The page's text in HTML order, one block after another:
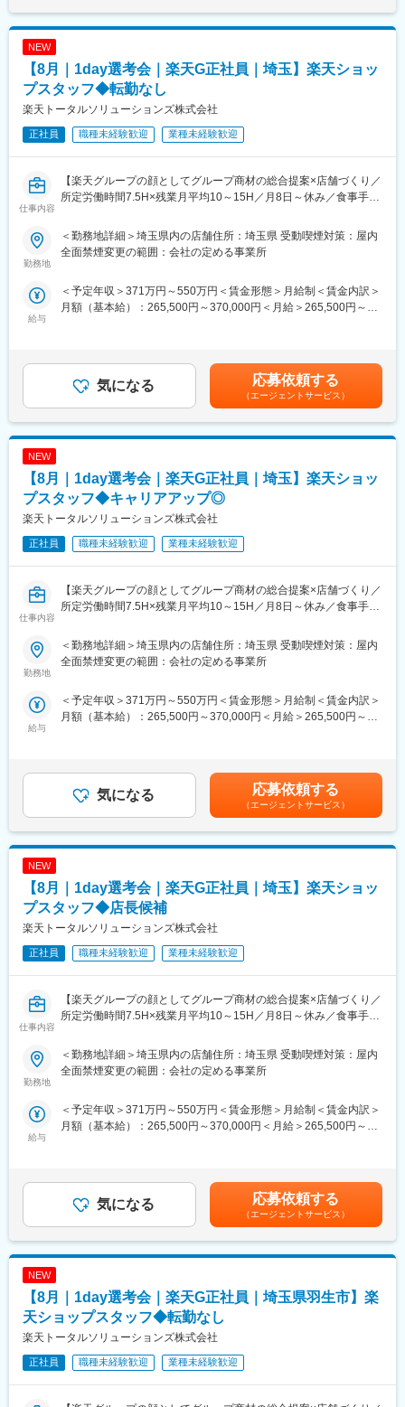
NEW
【8月｜1day選考会｜楽天G正社員｜埼玉】楽天ショッ
プスタッフ◆転勤なし
楽天トータルソリューションズ株式会社
正社員 職種未経験歓迎 業種未経験歓迎
仕事内容
【楽天グループの顔としてグループ商材の総合提案×店舗づくり／
所定労働時間7.5H×残業月平均10～15H／月8日～休み／食事手当
楽天モバイルショップに来店されるお客様へ、スマートフォン・
料金プラン・楽天カード・楽天市場・楽天ポイントなど、楽天経
活をより豊かにするトータルサポートを行うポジションです。
・未経験の方も歓迎！充実した研修制度あり
【選考会の概要】
・形式： Web開催（事前に企業セミナー動画をご視聴いただきま
す）
【開催日時】
8/6 (木) 17:00～20:00
8/13 (木) 17:00～20:00
8/18 (火) 17:00～20:00
8/20 (木) 17:00～20:00
※ご応募時、参加可能日時をお知らせください。
・新規契約・機種変更の受付および提案
・料金プラン、楽天ポイント活用、楽天カード、各種サービスの
・スマホの初期設定・データ移行サポート
・問い合わせ対応
・店舗会議・研修への参加
・キャンペーン企画など、集客に向けた取り組み
■キャリアパス：
へステップアップが可能です。RSV経験後はマネジメントや本部
への異動の道もあり、長期的にキャリア形成ができます。まずは
入社後1年で店長昇格を目指していただきます。
■組織構成：
1店舗あたり店長1名、スタッフ5～15名で運営。チームワークを
重視し相談しやすい環境◎
変更の範囲：会社の定める業務
勤務地
＜勤務地詳細＞埼玉県内の店舗住所：埼玉県 受動喫煙対策：屋内
全面禁煙変更の範囲：会社の定める事業所
給与
＜予定年収＞371万円～550万円＜賃金形態＞月給制＜賃金内訳＞
月額（基本給）：265,500円～370,000円＜月給＞265,500円～
ます。月給(月額)は固定手当を含めた表記です。
気になる 応募依頼する
（エージェントサービス）
NEW
【8月｜1day選考会｜楽天G正社員｜埼玉】楽天ショッ
プスタッフ◆キャリアアップ◎
楽天トータルソリューションズ株式会社
正社員 職種未経験歓迎 業種未経験歓迎
仕事内容
【楽天グループの顔としてグループ商材の総合提案×店舗づくり／
所定労働時間7.5H×残業月平均10～15H／月8日～休み／食事手当
楽天モバイルショップに来店されるお客様へ、スマートフォン・
料金プラン・楽天カード・楽天市場・楽天ポイントなど、楽天経
活をより豊かにするトータルサポートを行うポジションです。
・未経験の方も歓迎！充実した研修制度あり
【選考会の概要】
・形式： Web開催（事前に企業セミナー動画をご視聴いただきま
す）
【開催日時】
8/6 (木) 17:00～20:00
8/13 (木) 17:00～20:00
8/18 (火) 17:00～20:00
8/20 (木) 17:00～20:00
※ご応募時、参加可能日時をお知らせください。
・新規契約・機種変更の受付および提案
・料金プラン、楽天ポイント活用、楽天カード、各種サービスの
・スマホの初期設定・データ移行サポート
・問い合わせ対応
・店舗会議・研修への参加
・キャンペーン企画など、集客に向けた取り組み
■キャリアパス：
へステップアップが可能です。RSV経験後はマネジメントや本部
への異動の道もあり、長期的にキャリア形成ができます。まずは
入社後1年で店長昇格を目指していただきます。
■組織構成：
1店舗あたり店長1名、スタッフ5～15名で運営。チームワークを
重視し相談しやすい環境◎
勤務地
＜勤務地詳細＞埼玉県内の店舗住所：埼玉県 受動喫煙対策：屋内
全面禁煙変更の範囲：会社の定める事業所
給与
＜予定年収＞371万円～550万円＜賃金形態＞月給制＜賃金内訳＞
月額（基本給）：265,500円～370,000円＜月給＞265,500円～
ます。月給(月額)は固定手当を含めた表記です。
気になる 応募依頼する
（エージェントサービス）
NEW
【8月｜1day選考会｜楽天G正社員｜埼玉】楽天ショッ
プスタッフ◆店長候補
楽天トータルソリューションズ株式会社
正社員 職種未経験歓迎 業種未経験歓迎
仕事内容
【楽天グループの顔としてグループ商材の総合提案×店舗づくり／
所定労働時間7.5H×残業月平均10～15H／月8日～休み／食事手当
楽天モバイルショップに来店されるお客様へ、スマートフォン・
料金プラン・楽天カード・楽天市場・楽天ポイントなど、楽天経
活をより豊かにするトータルサポートを行うポジションです。
・未経験の方も歓迎！充実した研修制度あり
【選考会の概要】
・形式： Web開催（事前に企業セミナー動画をご視聴いただきま
す）
【開催日時】
8/6 (木) 17:00～20:00
8/13 (木) 17:00～20:00
8/18 (火) 17:00～20:00
8/20 (木) 17:00～20:00
勤務地
＜勤務地詳細＞埼玉県内の店舗住所：埼玉県 受動喫煙対策：屋内
全面禁煙変更の範囲：会社の定める事業所
給与
＜予定年収＞371万円～550万円＜賃金形態＞月給制＜賃金内訳＞
月額（基本給）：265,500円～370,000円＜月給＞265,500円～
ます。月給(月額)は固定手当を含めた表記です。
気になる 応募依頼する
（エージェントサービス）
NEW
【8月｜1day選考会｜楽天G正社員｜埼玉県羽生市】楽
天ショップスタッフ◆転勤なし
楽天トータルソリューションズ株式会社
正社員 職種未経験歓迎 業種未経験歓迎